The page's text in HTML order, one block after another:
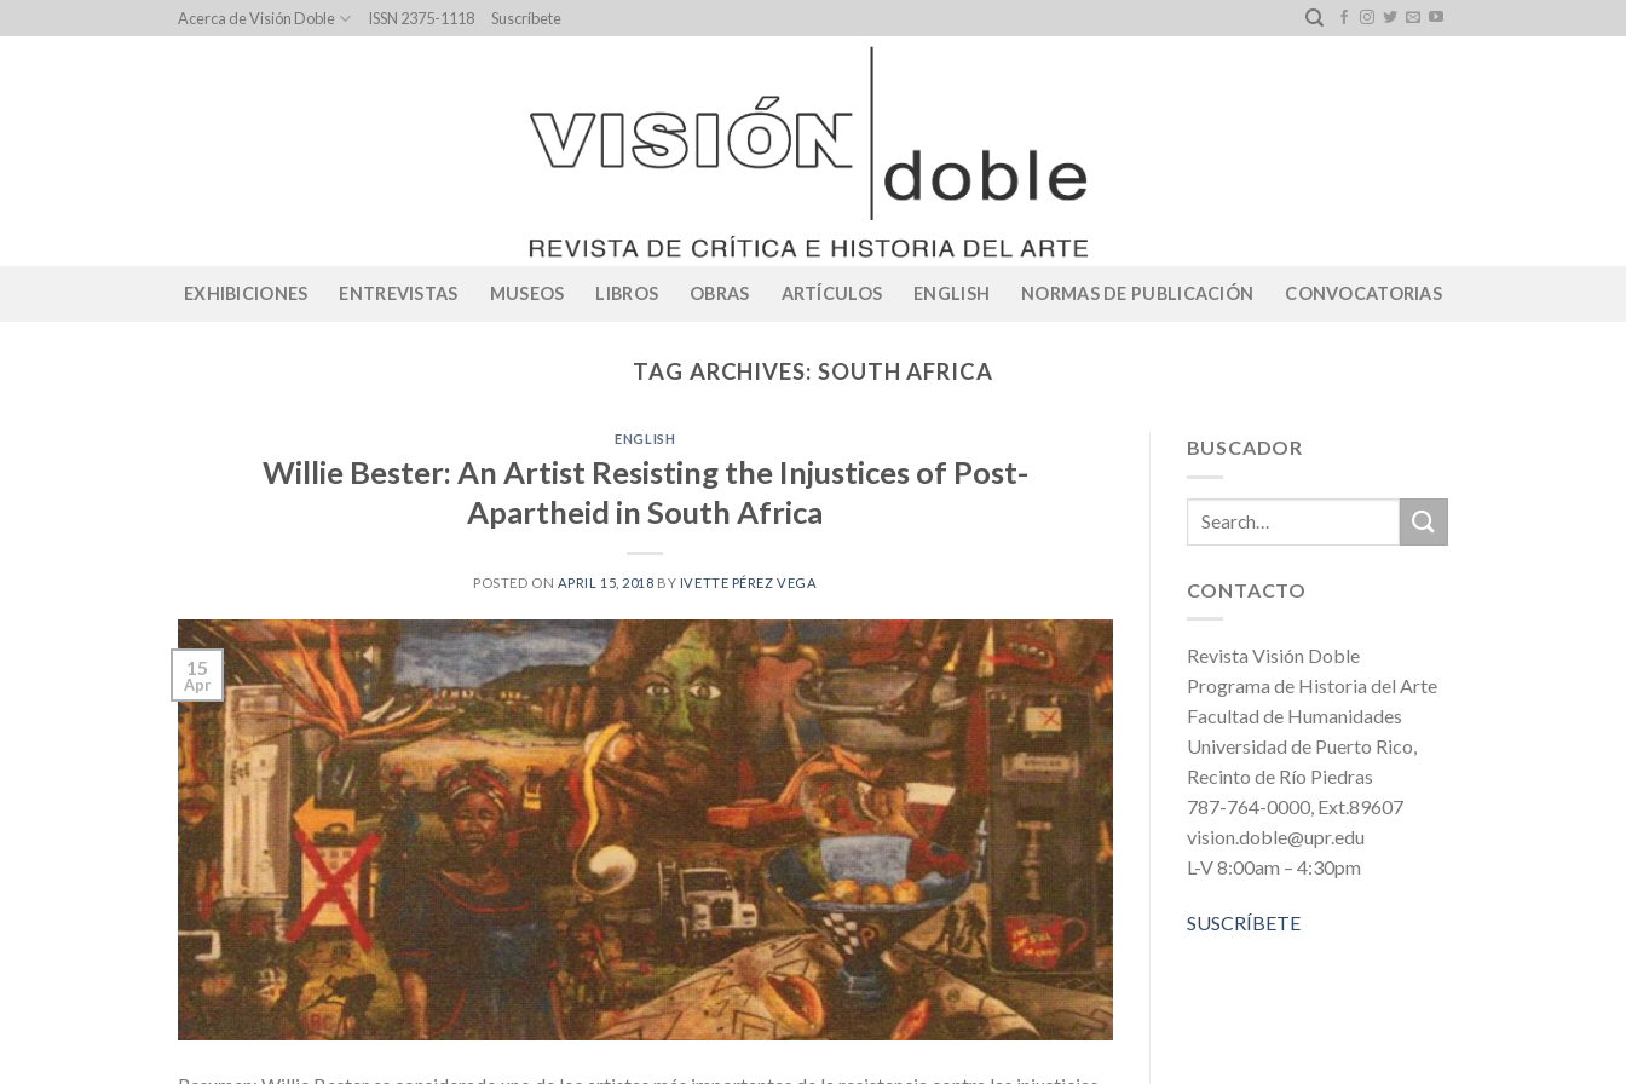
to
Acerca de Visión Doble ISSN 2375-1118 Suscríbete
EXHIBICIONES ENTREVISTAS MUSEOS LIBROS OBRAS ARTÍCULOS ENGLISH NORMAS DE PUBLICACIÓN CONVOCATORIAS
TAG ARCHIVES: SOUTH AFRICA
ENGLISH
Willie Bester: An Artist Resisting the Injustices of Post-
Apartheid in South Africa
POSTED ON APRIL 15, 2018 BY IVETTE PÉREZ VEGA
15
Apr
BUSCADOR
CONTACTO
Revista Visión Doble
Programa de Historia del Arte
Facultad de Humanidades
Universidad de Puerto Rico,
Recinto de Río Piedras
787-764-0000, Ext.89607
vision.doble@upr.edu
L-V 8:00am – 4:30pm
SUSCRÍBETE